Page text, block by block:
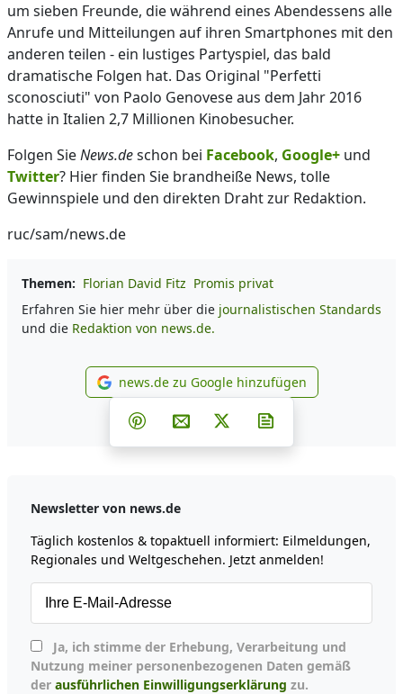
um sieben Freunde, die während eines Abendessens alle
Anrufe und Mitteilungen auf ihren Smartphones mit den
anderen teilen - ein lustiges Partyspiel, das bald
dramatische Folgen hat. Das Original "Perfetti
sconosciuti" von Paolo Genovese aus dem Jahr 2016
hatte in Italien 2,7 Millionen Kinobesucher.
Folgen SieNews.deschon bei Facebook, Google+ und
Twitter? Hier finden Sie brandheiße News, tolle
Gewinnspiele und den direkten Draht zur Redaktion.
ruc/sam/news.de
Themen: Florian David Fitz Promis privat
Erfahren Sie hier mehr über die journalistischen Standards
und die Redaktion von news.de.
news.de zu Google
news.de zu Google hinzufügen
Teilen auf Facebook
Teilen auf Whatsapp
Teilen auf Telegram
Teilen auf Pinterest
Per E-Mail teilen
Post auf X
Newsletter von news.de
Täglich kostenlos & topaktuell informiert: Eilmeldungen,
Regionales und Weltgeschehen. Jetzt anmelden!
Nutzung meiner personenbezogenen Daten gemäß
der ausführlichen Einwilligungserklärung zu.